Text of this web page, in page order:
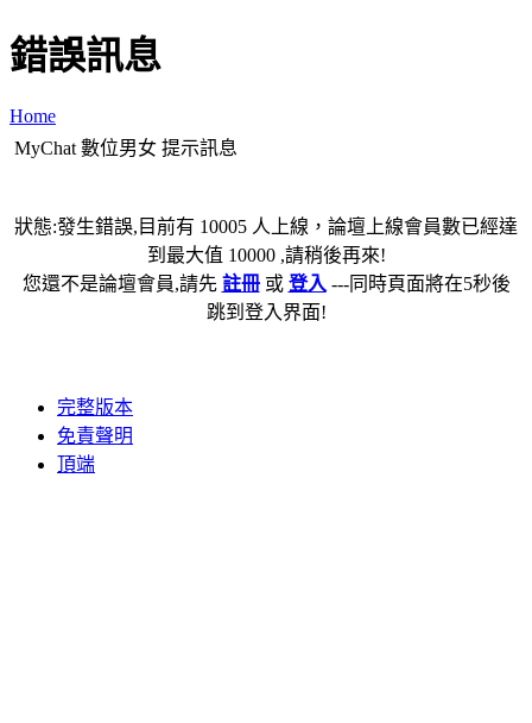
錯誤訊息
Home
MyChat 數位男女 提示訊息
狀態:發生錯誤,目前有 10005 人上線，論壇上線會員數已經達
到最大值 10000 ,請稍後再來!
您還不是論壇會員,請先 註冊或 登入 ---同時頁面將在5秒後
跳到登入界面!
完整版本
免責聲明
頂端